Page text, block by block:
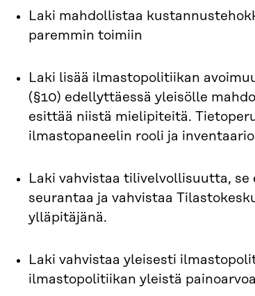
Laki mahdollistaa
paremmin toimiin
Laki lisää ilmastopolitiikan
(§10) edellyttäessä yleisölle
esittää niistä mielipiteitä.
ilmastopaneelin rooli ja
Laki vahvistaa tilivelvollisuutta,
seurantaa ja vahvistaa
ylläpitäjänä.
Laki vahvistaa yleisesti
ilmastopolitiikan yleistä